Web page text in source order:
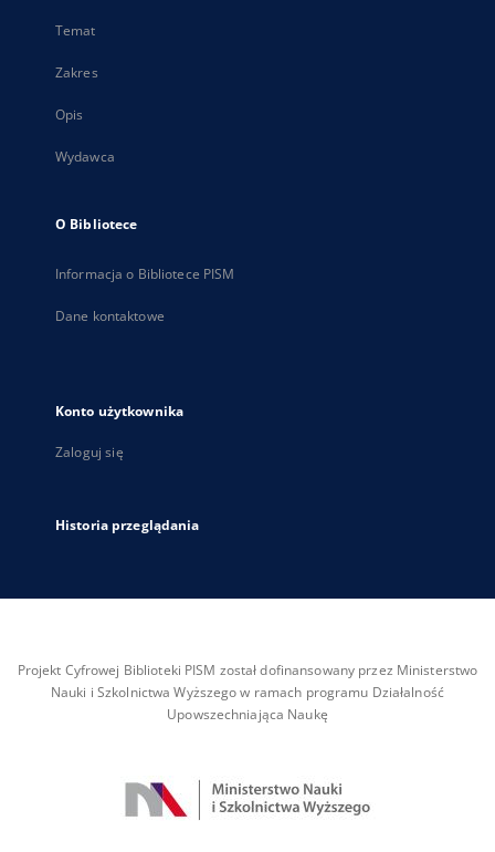
Temat
Zakres
Opis
Wydawca
O Bibliotece
Informacja o Bibliotece PISM
Dane kontaktowe
Konto użytkownika
Zaloguj się
Historia przeglądania
Projekt Cyfrowej Biblioteki PISM został dofinansowany przez Ministerstwo
Nauki i Szkolnictwa Wyższego w ramach programu Działalność
Upowszechniająca Naukę